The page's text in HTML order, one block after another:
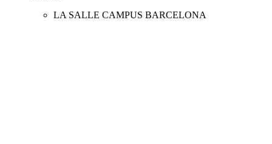
LA SALLE CAMPUS BARCELONA